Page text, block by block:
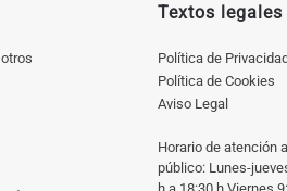
Textos legales
Política de
Política de Cookies
Aviso Legal
Horario de atención
público: Lunes-